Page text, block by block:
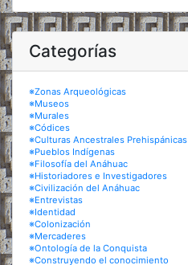
Categorías
※Zonas Arqueológicas
※Museos
※Murales
※Códices
※Culturas Ancestrales Prehispánicas
※Pueblos Indígenas
※Filosofía del Anáhuac
※Historiadores e Investigadores
※Civilización del Anáhuac
※Entrevistas
※Identidad
※Colonización
※Mercaderes
※Ontología de la Conquista
※Construyendo el conocimiento